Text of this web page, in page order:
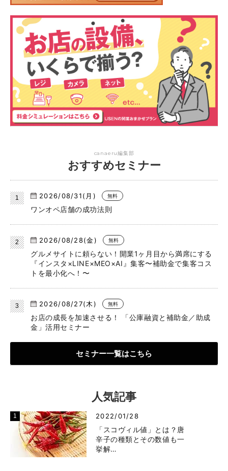
canaeru編集部
おすすめセミナー
2026/08/31(月) 無料
ワンオペ店舗の成功法則
2026/08/28(金) 無料
グルメサイトに頼らない！開業1ヶ月目から満席にする
『インスタ×LINE×MEO×AI』集客〜補助金で集客コス
トを最小化へ！〜
2026/08/27(木) 無料
お店の成長を加速させる！ 「公庫融資と補助金／助成
金」活用セミナー
セミナー一覧はこちら
人気記事
2022/01/28
「スコヴィル値」とは？唐
辛子の種類とその数値も一
挙解…